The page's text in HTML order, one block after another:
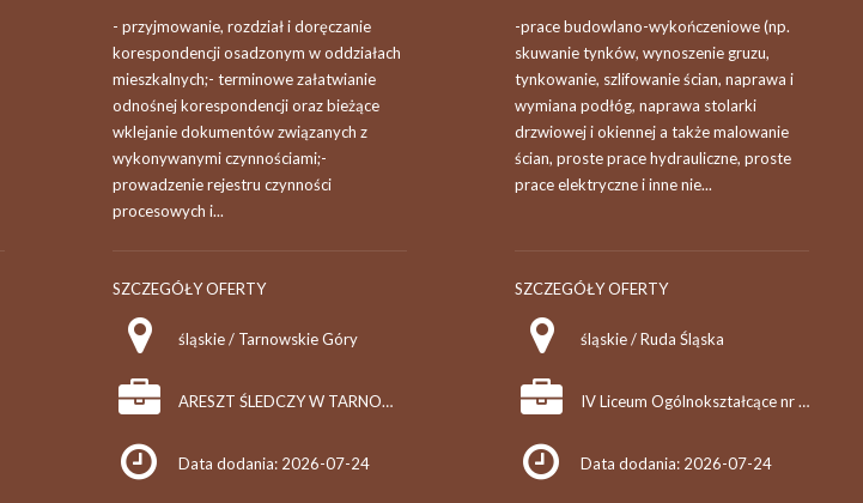
- przyjmowanie, rozdział i doręczanie
korespondencji osadzonym w oddziałach
mieszkalnych;- terminowe załatwianie
odnośnej korespondencji oraz bieżące
wklejanie dokumentów związanych z
wykonywanymi czynnościami;-
prowadzenie rejestru czynności
procesowych i...
SZCZEGÓŁY OFERTY
śląskie / Tarnowskie Góry
ARESZT ŚLEDCZY W TARNOWSKICH GÓRACH
Data dodania: 2026-07-24
-prace budowlano-wykończeniowe (np.
skuwanie tynków, wynoszenie gruzu,
tynkowanie, szlifowanie ścian, naprawa i
wymiana podłóg, naprawa stolarki
drzwiowej i okiennej a także malowanie
ścian, proste prace hydrauliczne, proste
prace elektryczne i inne nie...
SZCZEGÓŁY OFERTY
śląskie / Ruda Śląska
IV Liceum Ogólnokształcące nr 4 im. Herberta Clarka Hoovera
Data dodania: 2026-07-24